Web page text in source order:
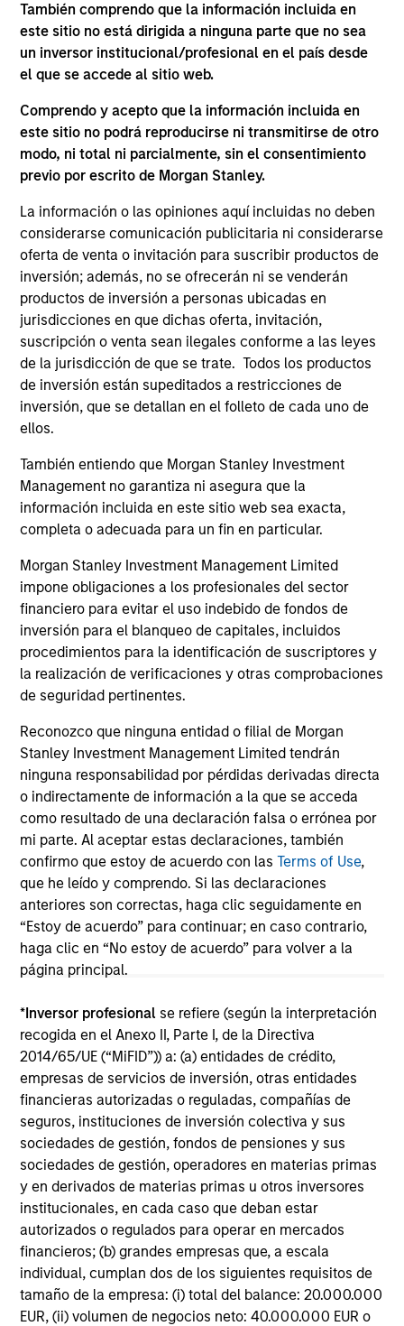
También comprendo que la información incluida en
este sitio no está dirigida a ninguna parte que no sea
un inversor institucional/profesional en el país desde
el que se accede al sitio web.
Comprendo y acepto que la información incluida en
este sitio no podrá reproducirse ni transmitirse de otro
modo, ni total ni parcialmente, sin el consentimiento
previo por escrito de Morgan Stanley.
La información o las opiniones aquí incluidas no deben
considerarse comunicación publicitaria ni considerarse
oferta de venta o invitación para suscribir productos de
inversión; además, no se ofrecerán ni se venderán
productos de inversión a personas ubicadas en
jurisdicciones en que dichas oferta, invitación,
suscripción o venta sean ilegales conforme a las leyes
de la jurisdicción de que se trate. Todos los productos
de inversión están supeditados a restricciones de
inversión, que se detallan en el folleto de cada uno de
ellos.
También entiendo que Morgan Stanley Investment
Management no garantiza ni asegura que la
información incluida en este sitio web sea exacta,
completa o adecuada para un fin en particular.
Morgan Stanley Investment Management Limited
impone obligaciones a los profesionales del sector
financiero para evitar el uso indebido de fondos de
inversión para el blanqueo de capitales, incluidos
procedimientos para la identificación de suscriptores y
la realización de verificaciones y otras comprobaciones
de seguridad pertinentes.
Reconozco que ninguna entidad o filial de Morgan
Stanley Investment Management Limited tendrán
ninguna responsabilidad por pérdidas derivadas directa
o indirectamente de información a la que se acceda
como resultado de una declaración falsa o errónea por
mi parte. Al aceptar estas declaraciones, también
confirmo que estoy de acuerdo con lasTerms of Use,
que he leído y comprendo. Si las declaraciones
anteriores son correctas, haga clic seguidamente en
“Estoy de acuerdo” para continuar; en caso contrario,
haga clic en “No estoy de acuerdo” para volver a la
página principal.
*Inversor profesional se refiere (según la interpretación
recogida en el Anexo II, Parte I, de la Directiva
2014/65/UE (“MiFID”)) a: (a) entidades de crédito,
empresas de servicios de inversión, otras entidades
financieras autorizadas o reguladas, compañías de
seguros, instituciones de inversión colectiva y sus
sociedades de gestión, fondos de pensiones y sus
sociedades de gestión, operadores en materias primas
y en derivados de materias primas u otros inversores
institucionales, en cada caso que deban estar
autorizados o regulados para operar en mercados
financieros; (b) grandes empresas que, a escala
individual, cumplan dos de los siguientes requisitos de
tamaño de la empresa: (i) total del balance: 20.000.000
EUR, (ii) volumen de negocios neto: 40.000.000 EUR o
situations/equity restructuring. Previously, he was a
portfolio manager/analyst in a Chicago family
office, overseeing long-only portfolios and running
a leveraged financial sector hedge fund. Chris
received a B.S. in finance from Penn State
University, an M.B.A. from the University of Chicago
and holds the Chartered Financial Analyst
designation.
ARTÍCULOS RELACIONADOS
ARTÍCULO
Long Short Equity Strategies:
"Hedging" Your Bets
Amid market uncertainty, investors may be
seeking ways to add resilience to their
portfolios. Long-short equity strategies have
the potential to deliver steady returns in
volatile markets.
May not represent all Team Members.
The information on this page is for informational
purposes only. The information contained herein does
not constitute and should not be construed as an
offering of advisory services or an offer to sell or a
solicitation of an offer to buy any securities in any
purchase or sale would be unlawful under the
securities, insurance or other laws of such jurisdiction.
All investing involves risks, including a loss of principal.
Please refer to the strategy detail page for important
information on the strategy, including additional risk
considerations.